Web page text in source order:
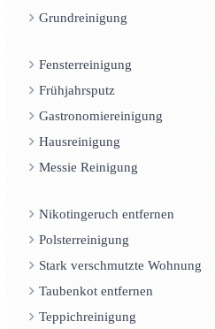
Grundreinigung
Fensterreinigung
Frühjahrsputz
Gastronomiereinigung
Hausreinigung
Messie Reinigung
Nikotingeruch entfernen
Polsterreinigung
Stark verschmutzte Wohnung
Taubenkot entfernen
Teppichreinigung